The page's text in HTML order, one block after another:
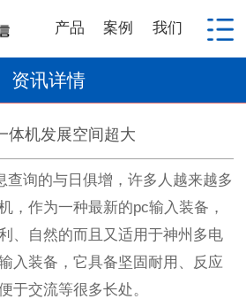
产品 案例 我们
资讯详情
体机发展空间超大
查询的与日俱增，许多人越来越多
，作为一种最新的pc输入装备，
、自然的而且又适用于神州多电
入装备，它具备坚固耐用、反应
于交流等很多长处。